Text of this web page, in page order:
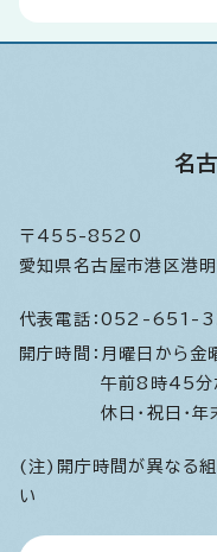
名
〒455-8520
愛知県名古屋市港区港
代表電話： 052-651-
開庁時間： 月曜日から金
午前8時45分
休日・祝日・
(注)開庁時間が異なる組
い